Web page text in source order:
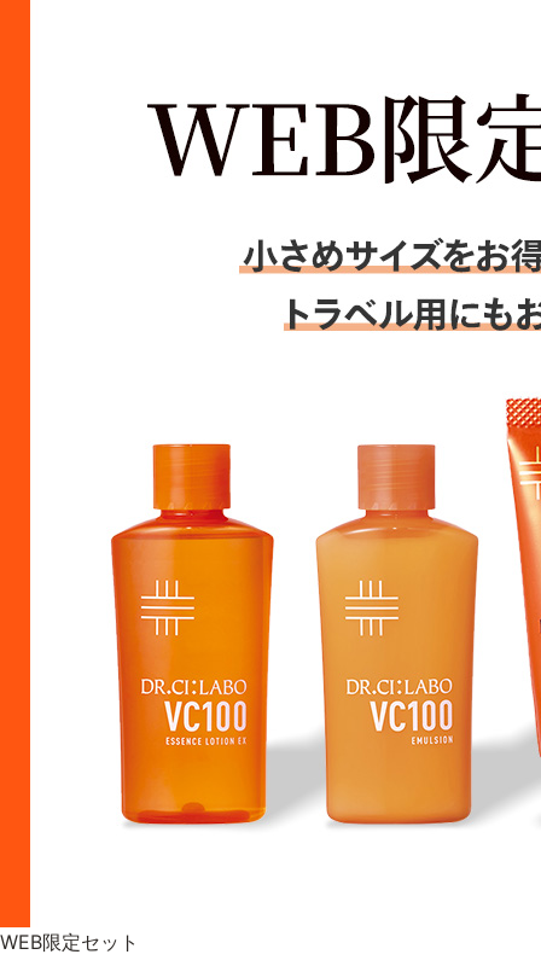
WEB限定セット